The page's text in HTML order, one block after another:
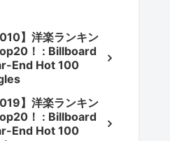
】洋楽ランキン
！ : Billboard
End Hot 100
】洋楽ランキン
！ : Billboard
End Hot 100